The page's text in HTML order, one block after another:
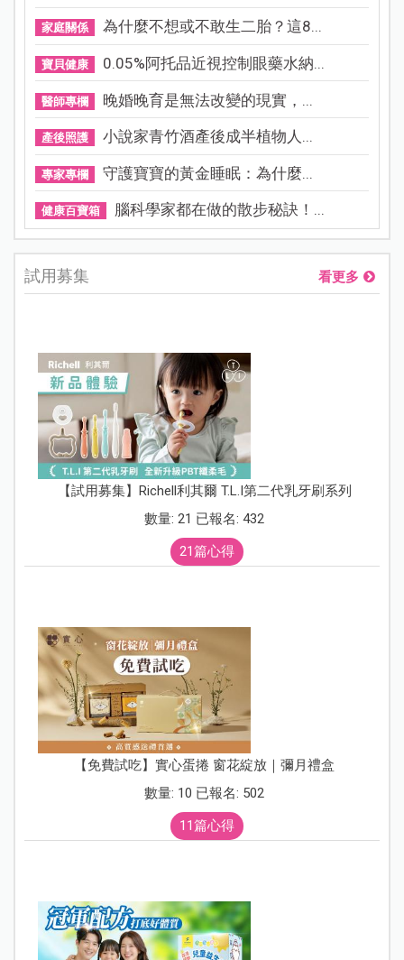
家庭關係 為什麼不想或不敢生二胎？這8...
寶貝健康 0.05%阿托品近視控制眼藥水納...
醫師專欄 晚婚晚育是無法改變的現實，...
產後照護 小說家青竹酒產後成半植物人...
專家專欄 守護寶寶的黃金睡眠：為什麼...
健康百寶箱 腦科學家都在做的散步秘訣！...
試用募集 看更多
【試用募集】Richell利其爾 T.L.I第二代乳牙刷系列
數量: 21 已報名: 432
21篇心得
【免費試吃】實心蛋捲 窗花綻放｜彌月禮盒
數量: 10 已報名: 502
11篇心得